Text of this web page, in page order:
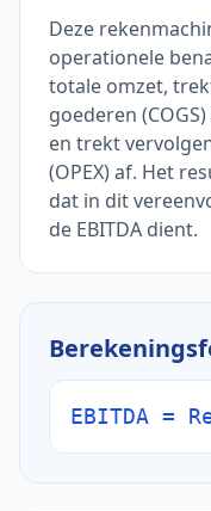
Deze
operationele
totale omzet,
goederen
en trekt
(OPEX) af. Het
dat in dit
de EBITDA dient.
EBITDA =